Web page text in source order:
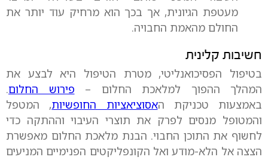
מעטפת הגיונית, אך בכך הוא מרחיק עוד יותר את
החולם מהאמת החבויה.
חשיבות קלינית
בטיפול הפסיכואנליטי, מטרת הטיפול היא לבצע את
המהלך ההפוך למלאכת החלום – פירוש החלום.
באמצעות טכניקת האסוציאציות החופשיות, המטפל
והמטופל מנסים לפרק את תוצרי העיבוי וההתקה כדי
לחשוף את התוכן החבוי. הבנת מלאכת החלום מאפשרת
הצצה אל הלא-מודע ואל הקונפליקטים הפנימיים המניעים